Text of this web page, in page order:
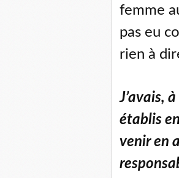
femme
pas eu
rien à
J’avais,
établis
venir en